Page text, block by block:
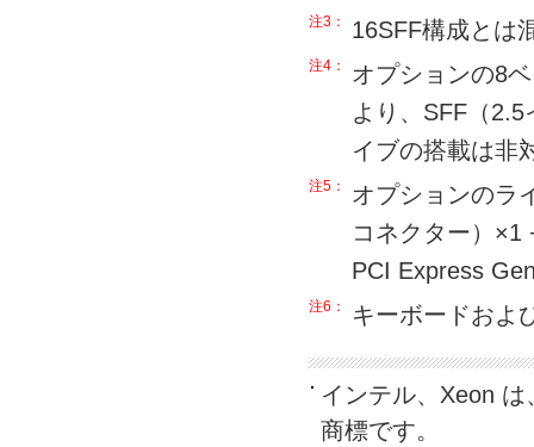
注3： 16SFF構成とは
注4：
オプションの8
より、SFF（
イブの搭載は非
注5：
オプションのラ
コネクター）×1
PCI Express
注6： キーボードおよ
インテル、Xeon
商標です。